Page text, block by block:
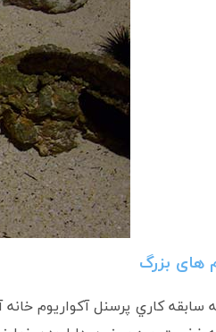
های بزرگ
سابقه کاري پرسنل آکواريوم